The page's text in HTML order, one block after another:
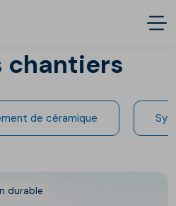
chantiers
de céramique
durable